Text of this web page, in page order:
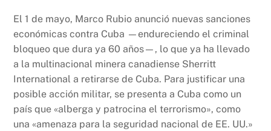
El 1 de mayo, Marco Rubio anunció nuevas sanciones
económicas contra Cuba —endureciendo el criminal
bloqueo que dura ya 60 años—, lo que ya ha llevado
a la multinacional minera canadiense Sherritt
International a retirarse de Cuba. Para justificar una
posible acción militar, se presenta a Cuba como un
país que «alberga y patrocina el terrorismo», como
una «amenaza para la seguridad nacional de EE. UU.»